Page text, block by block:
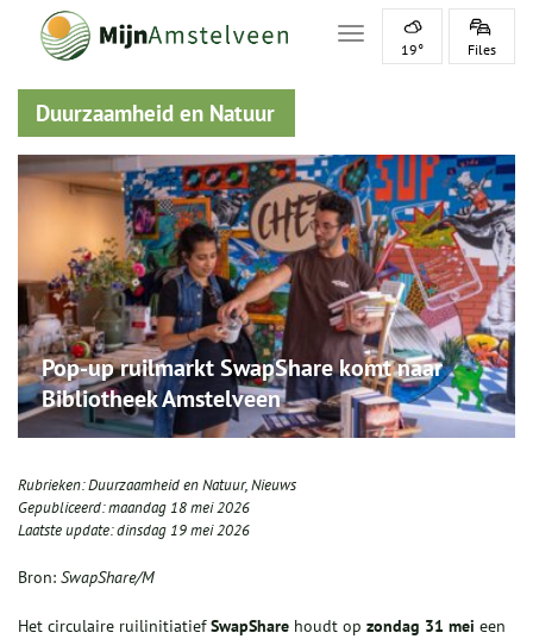
Toggle navigation
19° Files
Duurzaamheid en Natuur
Pop‑up ruilmarkt SwapShare komt naar
Bibliotheek Amstelveen
Rubrieken:Duurzaamheid en Natuur,Nieuws
Gepubliceerd:maandag 18 mei 2026
Laatste update:dinsdag 19 mei 2026
Bron: SwapShare/M
Het circulaire ruilinitiatiefSwapShare houdt op zondag 31 mei een